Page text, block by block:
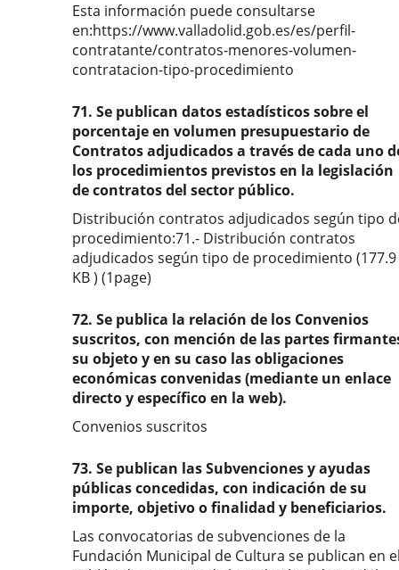
Esta información puede consultarse
en:https://www.valladolid.gob.es/es/perfil-
contratante/contratos-menores-volumen-
contratacion-tipo-procedimiento
71. Se publican datos estadísticos sobre el
porcentaje en volumen presupuestario de
Contratos adjudicados a través de cada uno
los procedimientos previstos en la legislación
de contratos del sector público.
Distribución contratos adjudicados según tipo
procedimiento:71.- Distribución contratos
adjudicados según tipo de procedimiento (177.9
KB ) (1page)
72. Se publica la relación de los Convenios
suscritos, con mención de las partes
su objeto y en su caso las obligaciones
económicas convenidas (mediante un enlace
directo y específico en la web).
Convenios suscritos
73. Se publican las Subvenciones y ayudas
públicas concedidas, con indicación de su
importe, objetivo o finalidad y beneficiarios.
Las convocatorias de subvenciones de la
Fundación Municipal de Cultura se publican en